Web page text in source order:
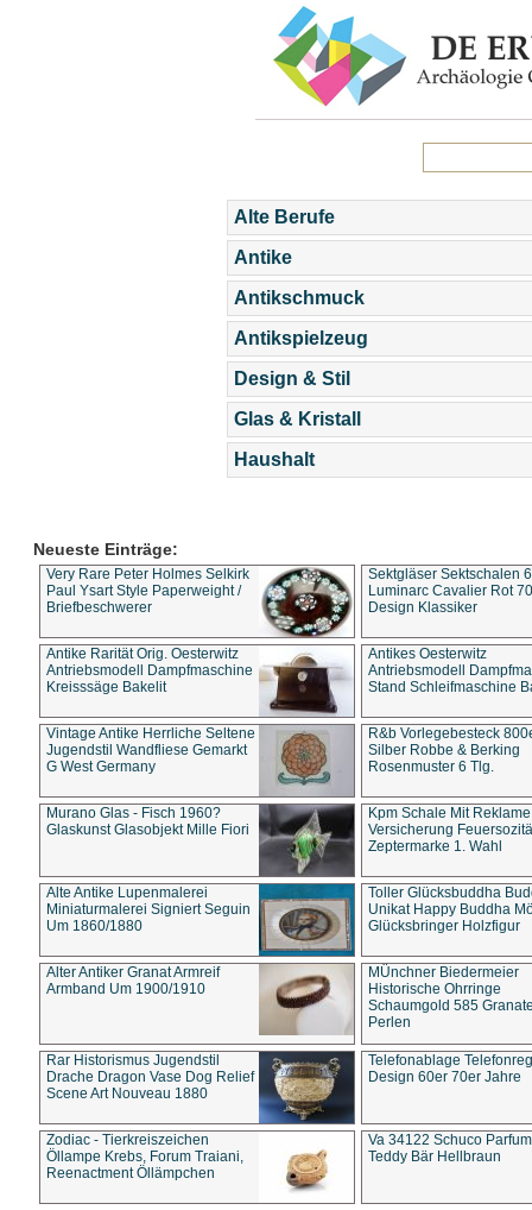
Alte Berufe
Antike
Antikschmuck
Antikspielzeug
Design & Stil
Glas & Kristall
Haushalt
Neueste Einträge:
Very Rare Peter Holmes Selkirk
Paul Ysart Style Paperweight /
Briefbeschwerer
Sektgläser Sektschalen
Luminarc Cavalier Rot
Design Klassiker
Antike Rarität Orig. Oesterwitz
Antriebsmodell Dampfmaschine
Kreisssäge Bakelit
Antikes Oesterwitz
Antriebsmodell
Stand Schleifmaschine
Vintage Antike Herrliche Seltene
Jugendstil Wandfliese Gemarkt
G West Germany
R&b Vorlegebesteck
Silber Robbe & Berking
Rosenmuster 6 Tlg.
Murano Glas - Fisch 1960?
Glaskunst Glasobjekt Mille Fiori
Kpm Schale Mit Reklame
Versicherung
Zeptermarke 1. Wahl
Alte Antike Lupenmalerei
Miniaturmalerei Signiert Seguin
Um 1860/1880
Toller Glücksbuddha
Unikat Happy Buddha
Glücksbringer Holzfigur
Alter Antiker Granat Armreif
Armband Um 1900/1910
MÜnchner Biedermeier
Historische Ohrringe
Schaumgold 585
Perlen
Rar Historismus Jugendstil
Drache Dragon Vase Dog Relief
Scene Art Nouveau 1880
Telefonablage
Design 60er 70er Jahre
Zodiac - Tierkreiszeichen
Öllampe Krebs, Forum Traiani,
Reenactment Öllämpchen
Va 34122 Schuco
Teddy Bär Hellbraun